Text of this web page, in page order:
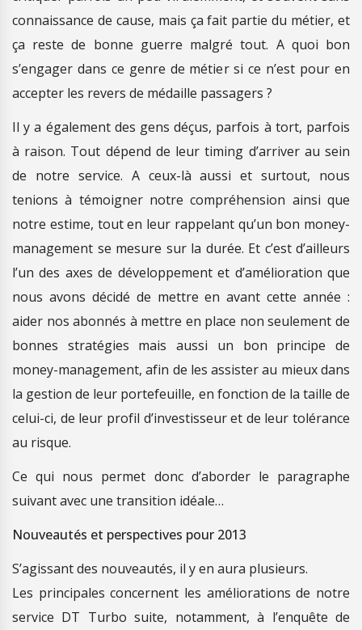
connaissance de cause, mais ça fait partie du métier, et
ça reste de bonne guerre malgré tout. A quoi bon
s’engager dans ce genre de métier si ce n’est pour en
accepter les revers de médaille passagers ?
Il y a également des gens déçus, parfois à tort, parfois
à raison. Tout dépend de leur timing d’arriver au sein
de notre service. A ceux-là aussi et surtout, nous
tenions à témoigner notre compréhension ainsi que
notre estime, tout en leur rappelant qu’un bon money-
management se mesure sur la durée. Et c’est d’ailleurs
l’un des axes de développement et d’amélioration que
nous avons décidé de mettre en avant cette année :
aider nos abonnés à mettre en place non seulement de
bonnes stratégies mais aussi un bon principe de
money-management, afin de les assister au mieux dans
la gestion de leur portefeuille, en fonction de la taille de
celui-ci, de leur profil d’investisseur et de leur tolérance
au risque.
Ce qui nous permet donc d’aborder le paragraphe
suivant avec une transition idéale…
Nouveautés et perspectives pour 2013
S’agissant des nouveautés, il y en aura plusieurs.
Les principales concernent les améliorations de notre
service DT Turbo suite, notamment, à l’enquête de